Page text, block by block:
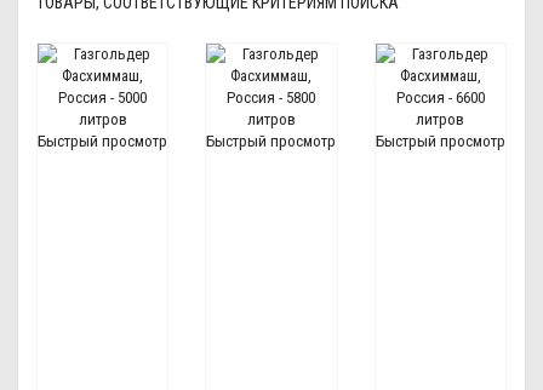
Быстрый просмотр Быстрый просмотр Быстрый просмотр